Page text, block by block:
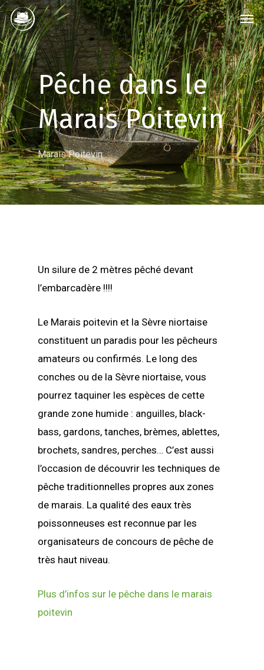
Skip
to
main
content
Pêche dans le
Marais Poitevin
Marais Poitevin
Un silure de 2 mètres pêché devant
l’embarcadère !!!!
Le Marais poitevin et la Sèvre niortaise
constituent un paradis pour les pêcheurs
amateurs ou confirmés. Le long des
conches ou de la Sèvre niortaise, vous
pourrez taquiner les espèces de cette
grande zone humide : anguilles, black-
bass, gardons, tanches, brèmes, ablettes,
brochets, sandres, perches… C’est aussi
l’occasion de découvrir les techniques de
pêche traditionnelles propres aux zones
de marais. La qualité des eaux très
poissonneuses est reconnue par les
organisateurs de concours de pêche de
très haut niveau.
Plus d’infos sur le pêche dans le marais
poitevin